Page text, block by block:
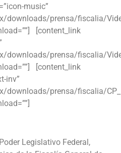
music”
downloads/prensa/fiscalia/
[content_link
downloads/prensa/fiscalia/
[content_link
inv”
downloads/prensa/fiscalia/
Legislativo Federal,